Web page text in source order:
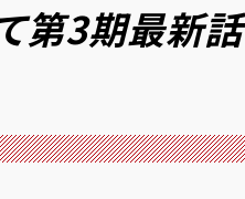
て第3期最新